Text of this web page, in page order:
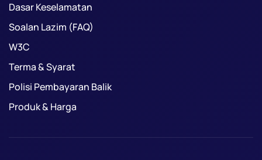
Dasar Keselamatan
Soalan Lazim (FAQ)
W3C
Terma & Syarat
Polisi Pembayaran Balik
Produk & Harga